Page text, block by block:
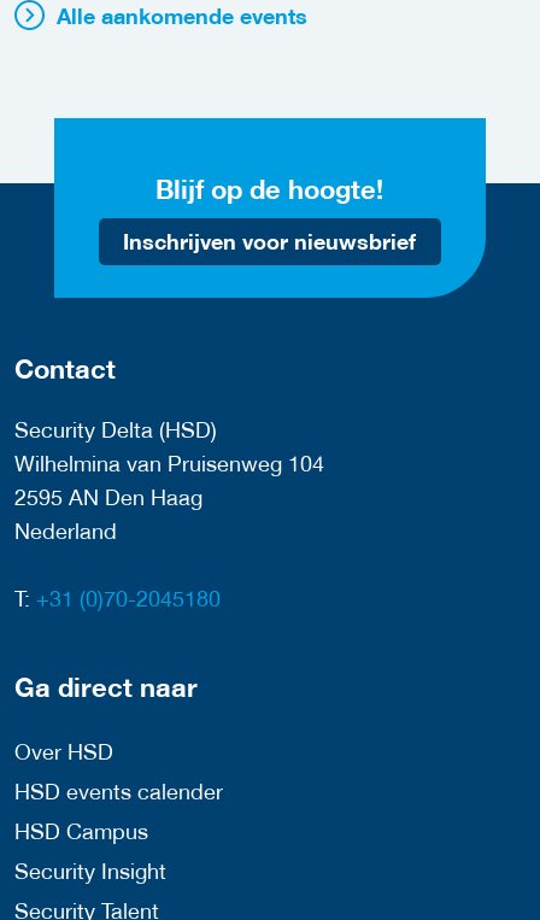
Alle aankomende events
Blijf op de hoogte!
Inschrijven voor nieuwsbrief
Contact
Security Delta (HSD)
Wilhelmina van Pruisenweg 104
2595 AN Den Haag
Nederland
T: +31 (0)70-2045180
Ga direct naar
Over HSD
HSD events calender
HSD Campus
Security Insight
Security Talent